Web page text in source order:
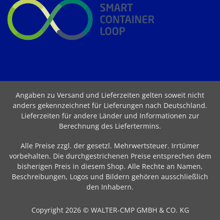
Angaben zu Versand und Lieferzeiten gelten soweit nicht
anders gekennzeichnet für Lieferungen nach Deutschland.
Lieferzeiten für andere Länder und Informationen zur
Berechnung des Liefertermins.
Alle Preise zzgl. der gesetzl. Mehrwertsteuer. Irrtümer
vorbehalten. Die durchgestrichenen Preise entsprechen dem
bisherigen Preis in diesem Shop. Alle Rechte an Namen,
Beschreibungen, Logos und Bildern gehören ausschließlich
den Inhabern.
Copyright 2026 © WALTER-CMP GMBH & CO. KG